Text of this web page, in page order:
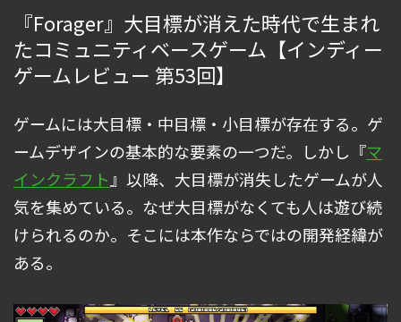
i
n
『Forager』大目標が消えた時代で生まれ
たコミュニティベースゲーム【インディー
ゲームレビュー 第53回】
ゲームには大目標・中目標・小目標が存在する。ゲ
ームデザインの基本的な要素の一つだ。しかし『マ
インクラフト』以降、大目標が消失したゲームが人
気を集めている。なぜ大目標がなくても人は遊び続
けられるのか。そこには本作ならではの開発経緯が
ある。